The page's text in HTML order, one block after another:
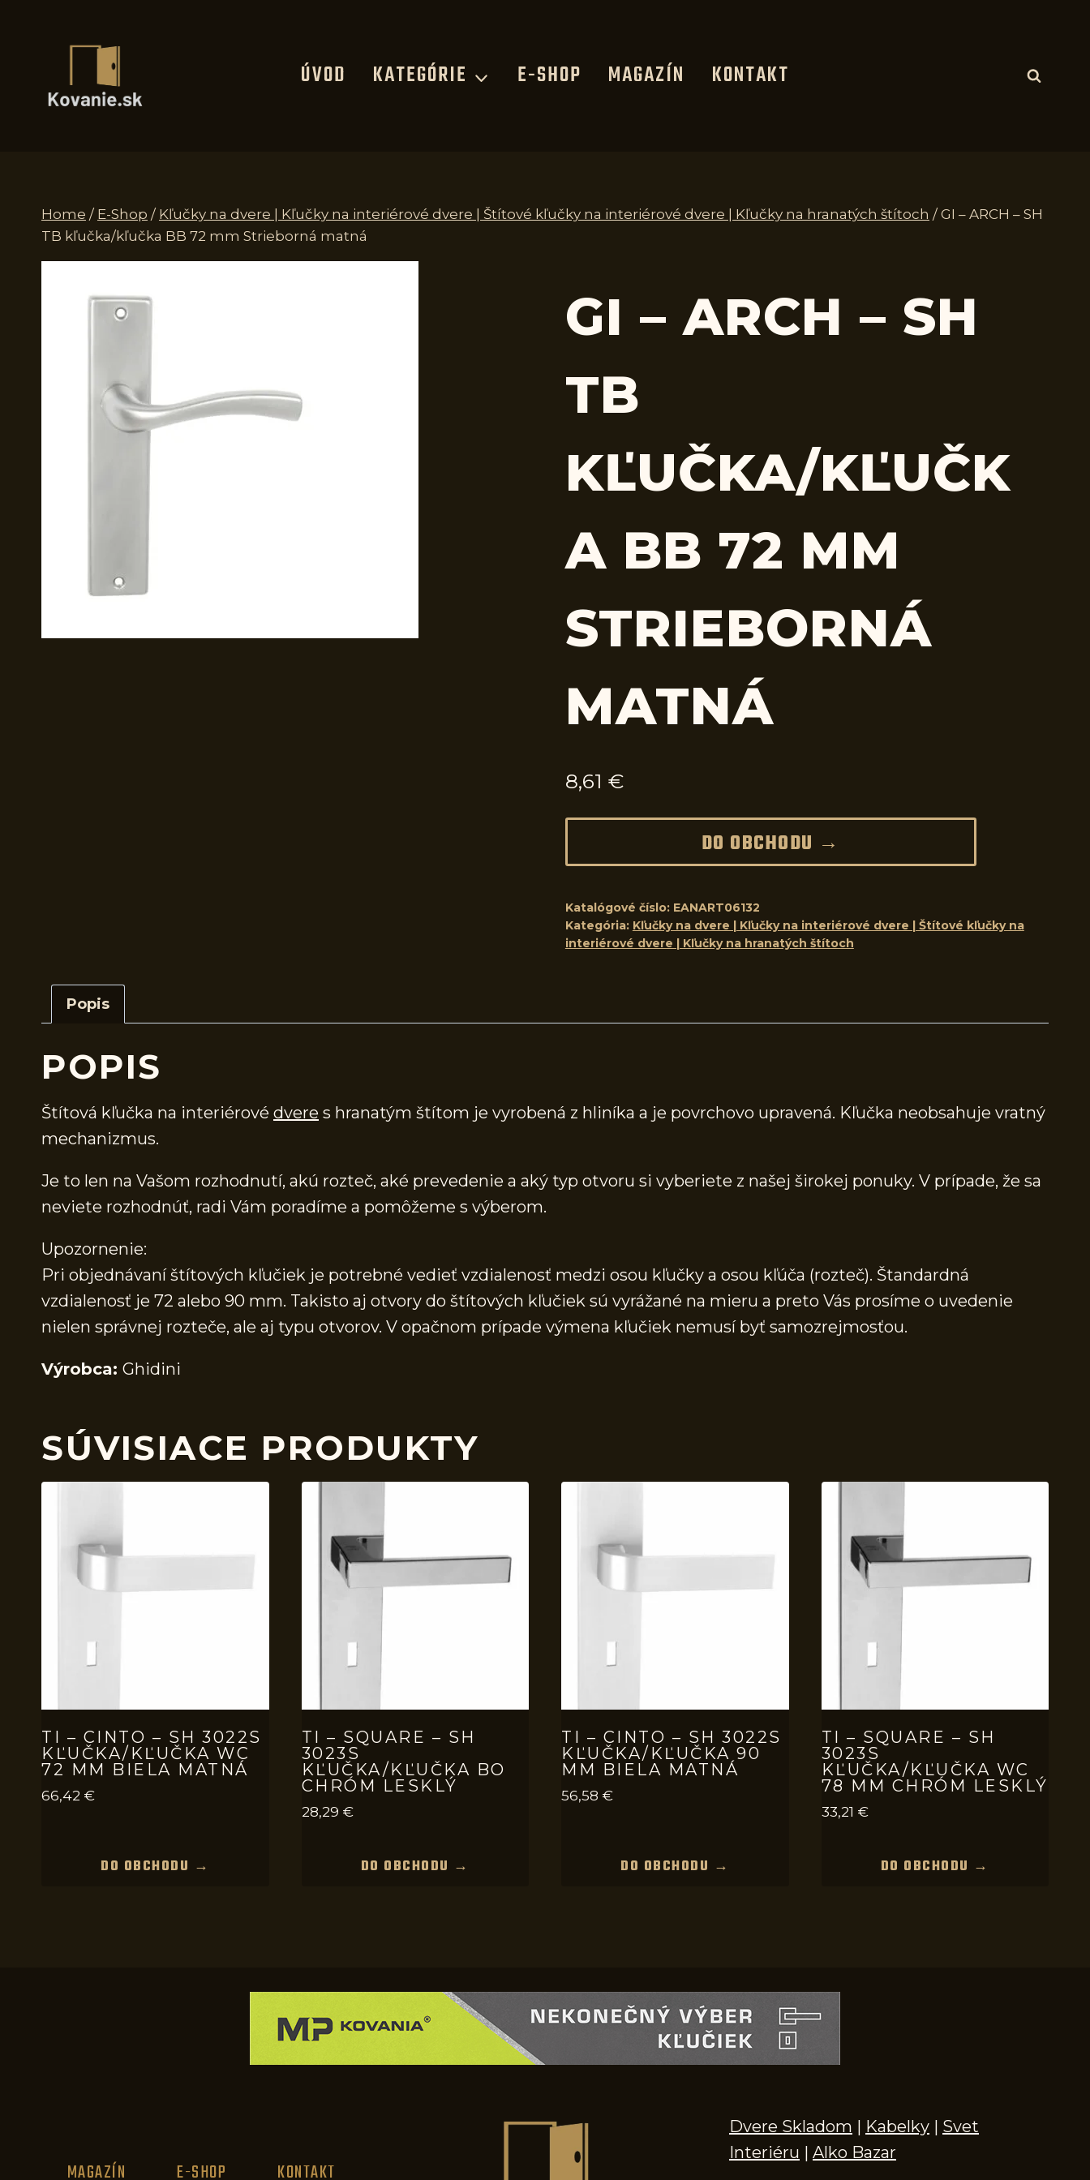
ÚVOD KATEGÓRIE E-SHOP MAGAZÍN KONTAKT
Home / E-Shop / Kľučky na dvere | Kľučky na interiérové dvere | Štítové kľučky na interiérové dvere | Kľučky na hranatých štítoch / GI – ARCH – SH
TB kľučka/kľučka BB 72 mm Strieborná matná
GI – ARCH – SH
TB
KĽUČKA/KĽUČK
A BB 72 MM
STRIEBORNÁ
MATNÁ
8,61 €
DO OBCHODU →
Katalógové číslo: EANART06132
Kategória: Kľučky na dvere | Kľučky na interiérové dvere | Štítové kľučky na
interiérové dvere | Kľučky na hranatých štítoch
Popis
POPIS
Štítová kľučka na interiérové dvere s hranatým štítom je vyrobená z hliníka a je povrchovo upravená. Kľučka neobsahuje vratný
mechanizmus.
Je to len na Vašom rozhodnutí, akú rozteč, aké prevedenie a aký typ otvoru si vyberiete z našej širokej ponuky. V prípade, že sa
neviete rozhodnúť, radi Vám poradíme a pomôžeme s výberom.
Upozornenie:
Pri objednávaní štítových kľučiek je potrebné vedieť vzdialenosť medzi osou kľučky a osou kľúča (rozteč). Štandardná
vzdialenosť je 72 alebo 90 mm. Takisto aj otvory do štítových kľučiek sú vyrážané na mieru a preto Vás prosíme o uvedenie
nielen správnej rozteče, ale aj typu otvorov. V opačnom prípade výmena kľučiek nemusí byť samozrejmosťou.
Výrobca: Ghidini
SÚVISIACE PRODUKTY
TI – CINTO – SH 3022S
KĽUČKA/KĽUČKA WC
72 MM BIELA MATNÁ
66,42 €
DO OBCHODU →
TI – SQUARE – SH
3023S
KĽUČKA/KĽUČKA BO
CHRÓM LESKLÝ
28,29 €
DO OBCHODU →
TI – CINTO – SH 3022S
KĽUČKA/KĽUČKA 90
MM BIELA MATNÁ
56,58 €
DO OBCHODU →
TI – SQUARE – SH
3023S
KĽUČKA/KĽUČKA WC
78 MM CHRÓM LESKLÝ
33,21 €
DO OBCHODU →
MAGAZÍN E-SHOP KONTAKT
Dvere Skladom | Kabelky | Svet
Interiéru | Alko Bazar